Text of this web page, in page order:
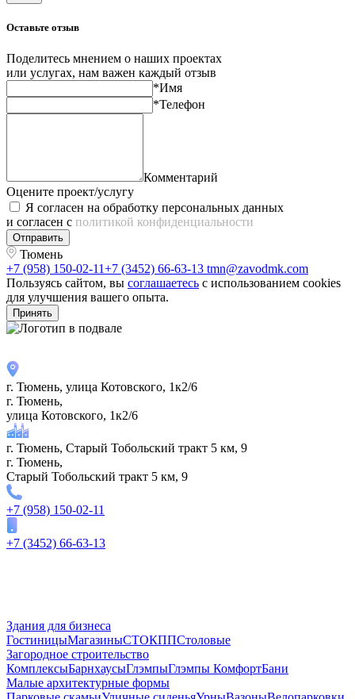
Оставьте отзыв
Поделитесь мнением о наших проектах
или услугах, нам важен каждый отзыв
*Имя
*Телефон
Комментарий
Оцените проект/услугу
Я согласен на обработку персональных данных
и согласен с политикой конфиденциальности
Отправить
Тюмень
+7 (958) 150-02-11+7 (3452) 66-63-13 tmn@zavodmk.com
Пользуясь сайтом, вы соглашаетесь с использованием cookies
для улучшения вашего опыта.
Принять
г. Тюмень, улица Котовского, 1к2/6
г. Тюмень,
улица Котовского, 1к2/6
г. Тюмень, Старый Тобольский тракт 5 км, 9
г. Тюмень,
Старый Тобольский тракт 5 км, 9
+7 (958) 150-02-11
+7 (3452) 66-63-13
Здания для бизнеса
ГостиницыМагазиныСТОКППСтоловые
Загородное строительство
КомплексыБарнхаусыГлэмпыГлэмпы КомфортБани
Малые архитектурные формы